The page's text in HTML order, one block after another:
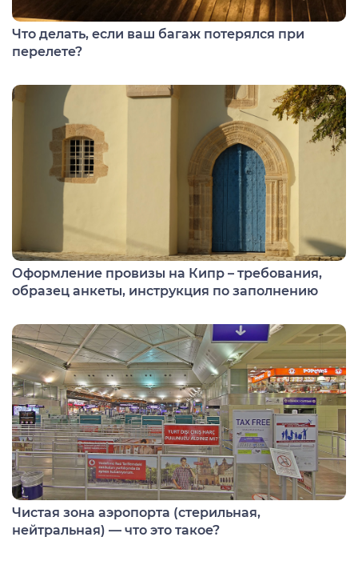
Что делать, если ваш багаж потерялся при
перелете?
Оформление провизы на Кипр – требования,
образец анкеты, инструкция по заполнению
Чистая зона аэропорта (стерильная,
нейтральная) — что это такое?